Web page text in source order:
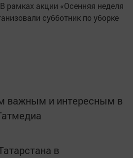
рамках акции «Осенняя неделя
субботник по уборке
важным и интересным в
в